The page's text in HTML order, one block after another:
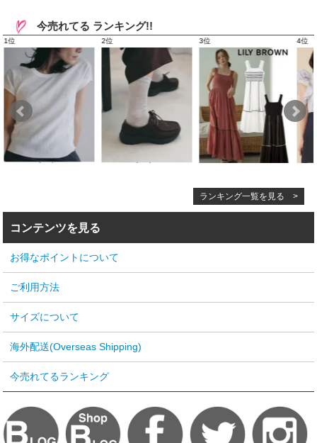
今売れてる ランキング!!
ランキング一覧を見る >
コンテンツを見る
お得なポイントについて
ご利用方法
サイズについて
海外配送(Overseas Shipping)
今売れてるランキング